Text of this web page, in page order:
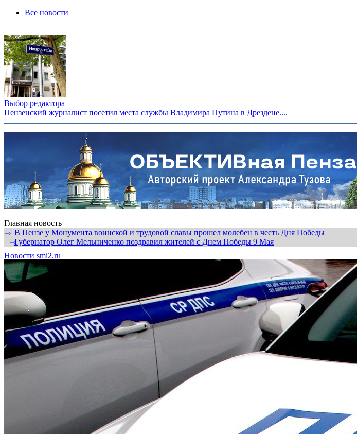
Все новости
Выбор редактора
Пензенский журналист посетил места службы Владимира Путина в Дрездене....
Главная новость
⇾ В Пензе у Монумента воинской и трудовой славы прошел молебен в честь Дня Победы
⇾Губернатор Олег Мельниченко поздравил жителей с Днем Победы 9 Мая
Новости smi2.ru